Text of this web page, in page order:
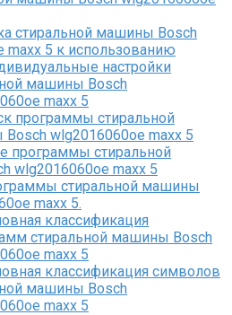
стиральной машины Bosch
maxx 5 к использованию
настройки
машины Bosch
maxx 5
программы стиральной
wlg2016060oe maxx 5
программы стиральной
wlg2016060oe maxx 5
стиральной машины
maxx 5.
классификация
стиральной машины Bosch
maxx 5
классификация символов
машины Bosch
maxx 5